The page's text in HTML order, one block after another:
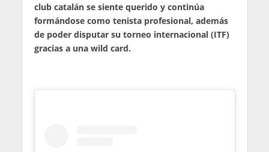
club catalán se siente querido y continúa
formándose como tenista profesional, además
de poder disputar su torneo internacional (ITF)
gracias a una wild card.